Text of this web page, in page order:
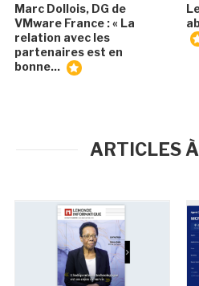
Marc Dollois, DG de
VMware France : « La
relation avec les
partenaires est en
bonne...
ARTICLES